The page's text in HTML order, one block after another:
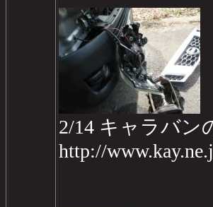
2/14 キャラバン
http://